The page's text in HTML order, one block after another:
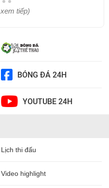
tiếp)
BÓNG ĐÁ 24H
YOUTUBE 24H
Lịch thi đấu
Video highlight